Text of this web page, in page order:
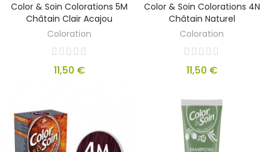
Color & Soin Colorations 5M
Châtain Clair Acajou
Coloration
11,50 €
Color & Soin Colorations 4N
Châtain Naturel
Coloration
11,50 €